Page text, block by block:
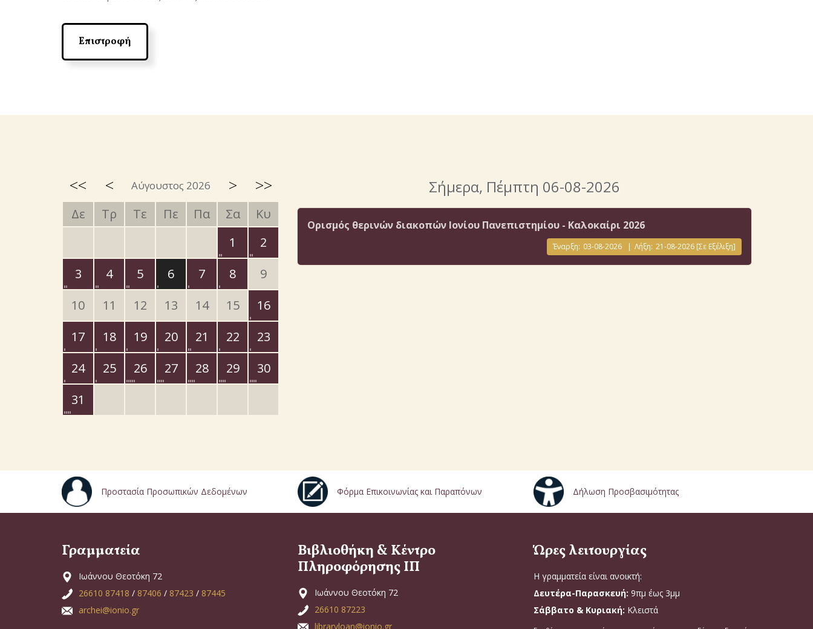
Επιστροφή
<< < Αύγουστος 2026 > >>
Δε Τρ Τε Πε Πα Σα
Κυ
1
2
3
4 5 6 7 8
9
10
11 12 13 14 15
16
17
18 19 20 21 22
23
24
25 26 27 28 29
30
31
Σήμερα, Πέμπτη 06-08-2026
Ορισμός θερινών διακοπών Ιονίου Πανεπιστημίου - Καλοκαίρι 2026
Έναρξη: 03-08-2026 | Λήξη: 21-08-2026 [Σε Εξέλιξη]
Προστασία Προσωπικών Δεδομένων Φόρμα Επικοινωνίας και Παραπόνων Δήλωση Προσβασιμότητας
Γραμματεία
Ιωάννου Θεοτόκη 72
26610 87418 / 87406 / 87423 / 87445
archei@ionio.gr
Βιβλιοθήκη & Κέντρο
Πληροφόρησης ΙΠ
Ιωάννου Θεοτόκη 72
26610 87223
libraryloan@ionio.gr
Ώρες λειτουργίας
Η γραμματεία είναι ανοικτή:
Δευτέρα-Παρασκευή: 9πμ έως 3μμ
Σάββατο & Κυριακή: Κλειστά